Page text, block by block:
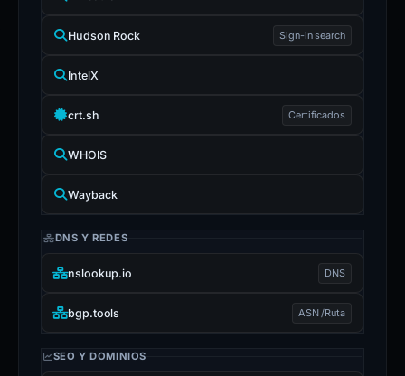
Hudson Rock Sign-in search
IntelX
crt.sh Certificados
WHOIS
Wayback
DNS Y REDES
nslookup.io DNS
bgp.tools ASN /Ruta
SEO Y DOMINIOS